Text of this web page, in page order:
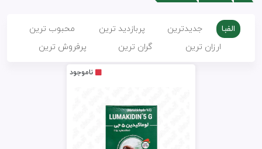
الفبا جدیدترین پربازدید ترین
محبوب ترین
ارزان ترین
گران ترین پرفروش ترین
ناموجود